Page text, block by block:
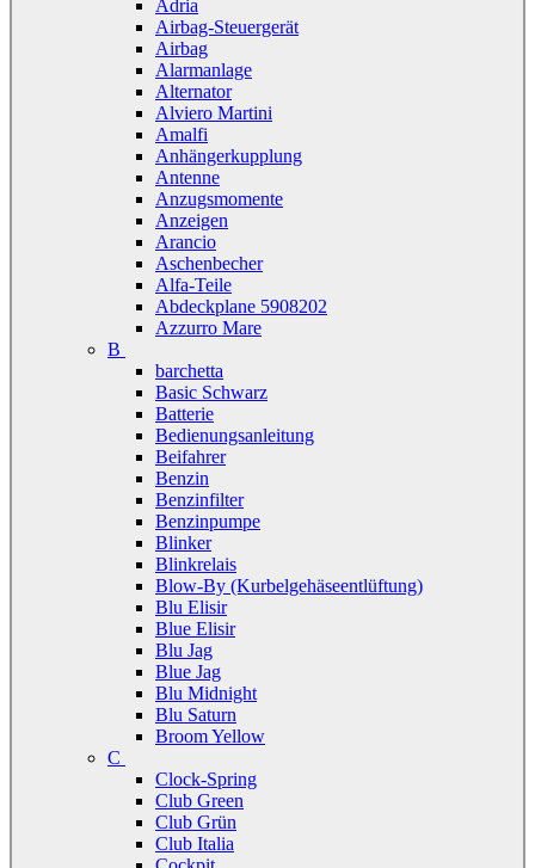
Adria
Airbag-Steuergerät
Airbag
Alarmanlage
Alternator
Alviero Martini
Amalfi
Anhängerkupplung
Antenne
Anzugsmomente
Anzeigen
Arancio
Aschenbecher
Alfa-Teile
Abdeckplane 5908202
Azzurro Mare
B
barchetta
Basic Schwarz
Batterie
Bedienungsanleitung
Beifahrer
Benzin
Benzinfilter
Benzinpumpe
Blinker
Blinkrelais
Blow-By (Kurbelgehäseentlüftung)
Blu Elisir
Blue Elisir
Blu Jag
Blue Jag
Blu Midnight
Blu Saturn
Broom Yellow
C
Clock-Spring
Club Green
Club Grün
Club Italia